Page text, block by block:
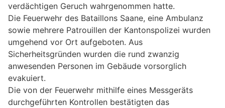
verdächtigen Geruch wahrgenommen hatte.
Die Feuerwehr des Bataillons Saane, eine Ambulanz
sowie mehrere Patrouillen der Kantonspolizei wurden
umgehend vor Ort aufgeboten. Aus
Sicherheitsgründen wurden die rund zwanzig
anwesenden Personen im Gebäude vorsorglich
evakuiert.
Die von der Feuerwehr mithilfe eines Messgeräts
durchgeführten Kontrollen bestätigten das